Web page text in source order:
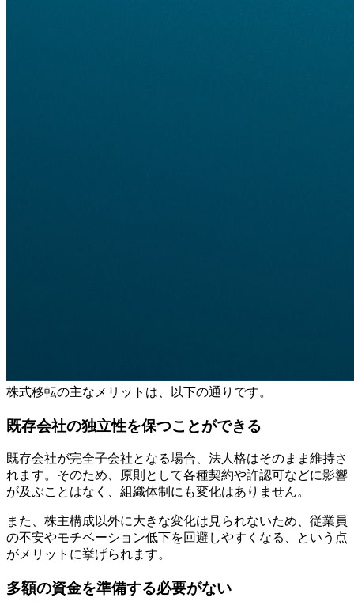
株式移転の主なメリットは、以下の通りです。
既存会社の独立性を保つことができる
既存会社が完全子会社となる場合、法人格はそのまま維持さ
れます。そのため、原則として各種契約や許認可などに影響
が及ぶことはなく、組織体制にも変化はありません。
また、株主構成以外に大きな変化は見られないため、従業員
の不安やモチベーション低下を回避しやすくなる、という点
がメリットに挙げられます。
多額の資金を準備する必要がない